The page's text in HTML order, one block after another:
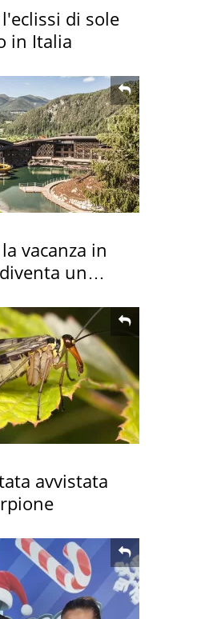
di sole
in Italia
vacanza in
un
avvistata